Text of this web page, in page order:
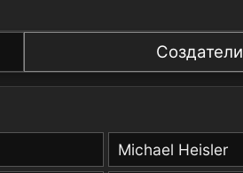
Создатели
Michael Heisler